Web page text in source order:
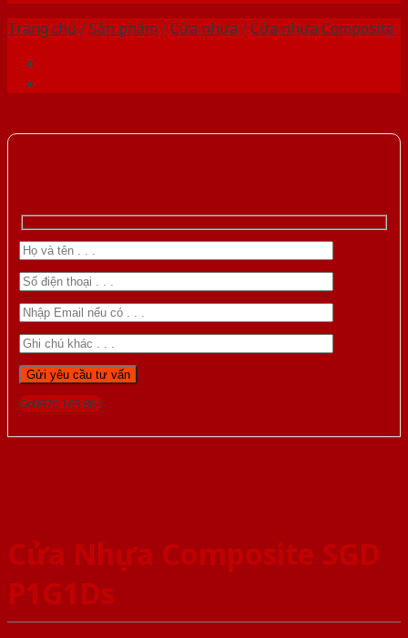
Trang chủ /Sản phẩm /Cửa nhựa /Cửa nhựa Composite
Gọi 0976.169.864
Cửa Nhựa Composite SGD
P1G1Ds